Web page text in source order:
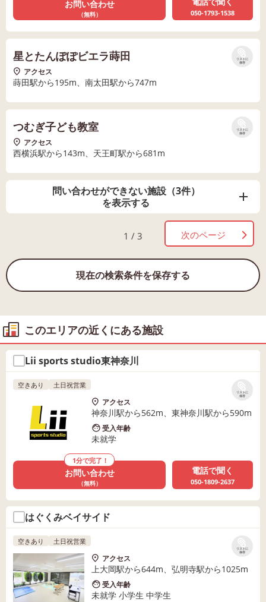
お問い合わせ
（無料） 050-1793-1538
リストに
保存
星とたんぽぽビエラ蒔田
アクセス
蒔田駅から195m、南太田駅から747m
リストに
保存
つむぎ子ども教室
アクセス
西横浜駅から143m、天王町駅から681m
問い合わせができない施設（3件）
を表示する
1 / 3 次のページ
現在の検索条件を保存する
このエリアの近くにある施設
Lii sports studio東神奈川
リストに
保存
空きあり 土日祝営業
アクセス
神奈川駅から562m、東神奈川駅から590m
受入年齢
未就学
1分で完了！
お問い合わせ
（無料）
電話で聞く
050-1809-2637
はぐくみベイサイド
リストに
保存
空きあり 土日祝営業
アクセス
上大岡駅から644m、弘明寺駅から1025m
受入年齢
未就学 小学生 中学生